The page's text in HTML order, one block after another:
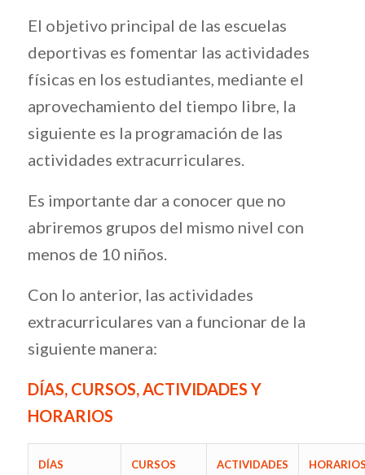
El objetivo principal de las escuelas
deportivas es fomentar las actividades
físicas en los estudiantes, mediante el
aprovechamiento del tiempo libre, la
siguiente es la programación de las
actividades extracurriculares.
Es importante dar a conocer que no
abriremos grupos del mismo nivel con
menos de 10 niños.
Con lo anterior, las actividades
extracurriculares van a funcionar de la
siguiente manera:
DÍAS, CURSOS, ACTIVIDADES Y
HORARIOS
DÍAS CURSOS ACTIVIDADES